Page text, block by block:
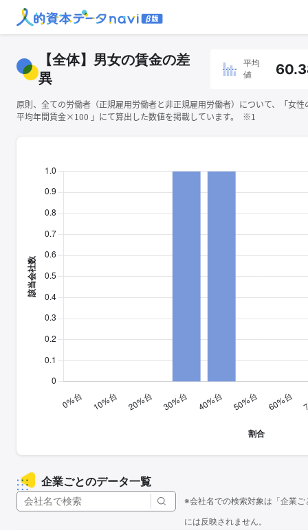
【全体】男女の賃金の差
異
平均
値
原則、全ての労働者（正規雇用労働者と非正規雇用労働者）について、「女
平均年間賃金×100 」にて算出した数値を掲載しています。 ※1
企業ごとのデータ一覧
※会社名での検索対象は「企業
には反映されません。